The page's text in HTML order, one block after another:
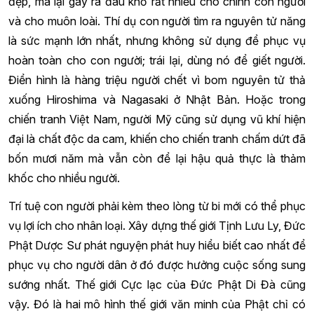
và cho muôn loài. Thí dụ con người tìm ra nguyên tử năng
là sức mạnh lớn nhất, nhưng không sử dụng để phục vụ
hoàn toàn cho con người; trái lại, dùng nó để giết người.
Điển hình là hàng triệu người chết vì bom nguyên tử thả
xuống Hiroshima và Nagasaki ở Nhật Bản. Hoặc trong
chiến tranh Việt Nam, người Mỹ cũng sử dụng vũ khí hiện
đại là chất độc da cam, khiến cho chiến tranh chấm dứt đã
bốn mươi năm mà vẫn còn để lại hậu quả thực là thảm
khốc cho nhiều người.
Trí tuệ con người phải kèm theo lòng từ bi mới có thể phục
vụ lợi ích cho nhân loại. Xây dựng thế giới Tịnh Lưu Ly, Đức
Phật Dược Sư phát nguyện phát huy hiểu biết cao nhất để
phục vụ cho người dân ở đó được hưởng cuộc sống sung
sướng nhất. Thế giới Cực lạc của Đức Phật Di Đà cũng
vậy. Đó là hai mô hình thế giới văn minh của Phật chỉ có